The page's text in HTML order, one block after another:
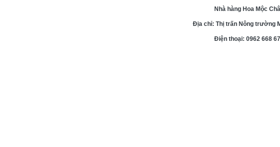
Nhà hàng Hoa Mộc
Địa chỉ: Thị trấn Nông trường
Điện thoại: 0962 668